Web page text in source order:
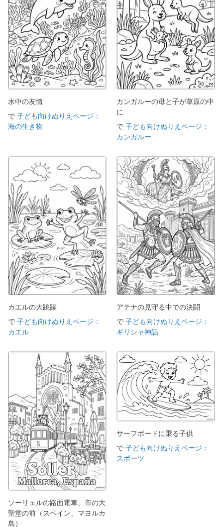
水中の友情
で 子ども向けぬりえページ：
海の生き物
カンガルーの母と子が草原の中
に
で 子ども向けぬりえページ：
カンガルー
カエルの大跳躍
で 子ども向けぬりえページ：
カエル
アテナの見守る中での決闘
で 子ども向けぬりえページ：
ギリシャ神話
ソーリェルの路面電車、市の大
聖堂の前（スペイン、マヨルカ
島）
サーフボードに乗る子供
で 子ども向けぬりえページ：
スポーツ